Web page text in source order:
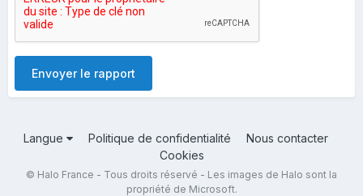
Envoyer le rapport
Langue Politique de confidentialité
Nous contacter
Cookies
© Halo France - Tous droits réservé - Les images de Halo sont la
propriété de Microsoft.